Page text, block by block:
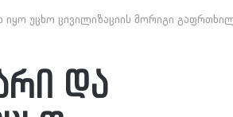
იყო უცხო ცივილიზაციის მორიგი
და